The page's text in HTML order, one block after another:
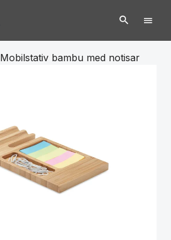
Mobilstativ bambu med notisar